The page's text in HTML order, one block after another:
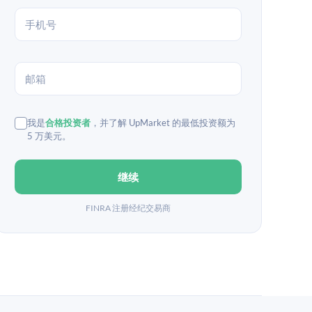
我是合格投资者 ，并了解 UpMarket 的最低投资额为
5 万美元。
继续
FINRA 注册经纪交易商